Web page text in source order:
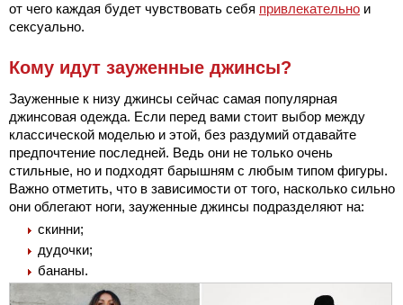
от чего каждая будет чувствовать себя привлекательно и
сексуально.
Кому идут зауженные джинсы?
Зауженные к низу джинсы сейчас самая популярная
джинсовая одежда. Если перед вами стоит выбор между
классической моделью и этой, без раздумий отдавайте
предпочтение последней. Ведь они не только очень
стильные, но и подходят барышням с любым типом фигуры.
Важно отметить, что в зависимости от того, насколько сильно
они облегают ноги, зауженные джинсы подразделяют на:
скинни;
дудочки;
бананы.